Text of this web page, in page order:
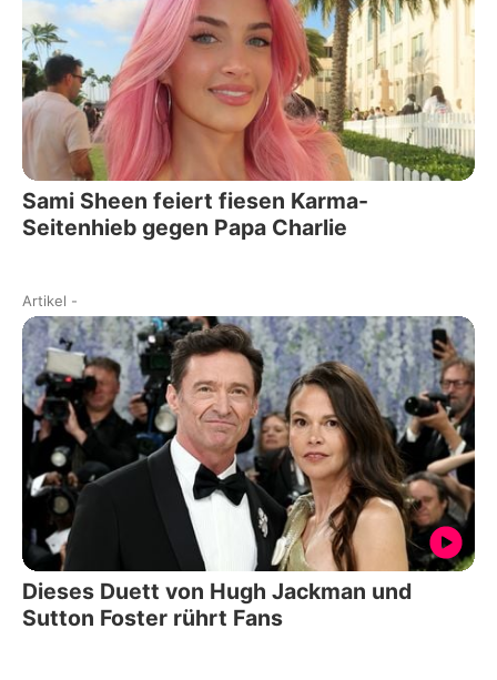
Sami Sheen feiert fiesen Karma-
Seitenhieb gegen Papa Charlie
Artikel -
Dieses Duett von Hugh Jackman und
Sutton Foster rührt Fans